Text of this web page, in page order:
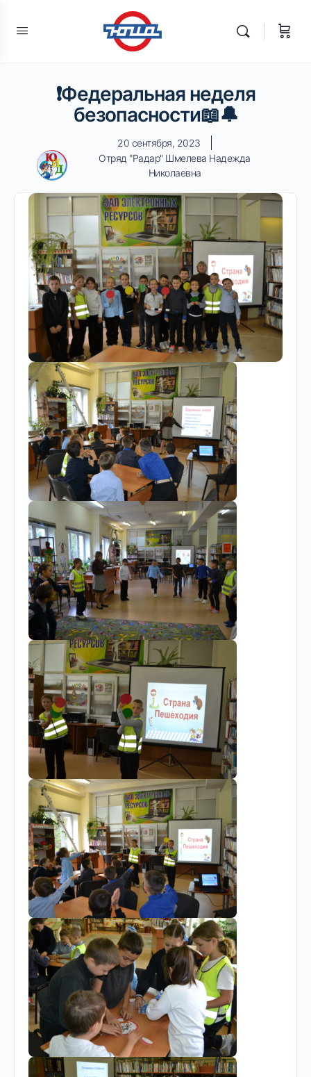
❗Федеральная неделя
безопасности📖🔔
20 сентября, 2023
Отряд "Радар" Шмелева Надежда
Николаевна